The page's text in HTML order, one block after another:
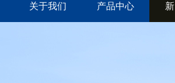
关于我们 产品中心